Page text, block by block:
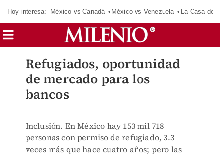
Hoy interesa: México vs Canadá México vs Venezuela La Casa de
Refugiados, oportunidad
de mercado para los
bancos
Inclusión. En México hay 153 mil 718
personas con permiso de refugiado, 3.3
veces más que hace cuatro años; pero las